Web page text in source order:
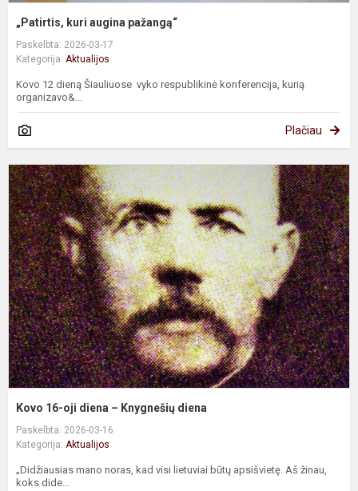
„Patirtis, kuri augina pažangą“
Paskelbta: 2026-03-17
Kategorija: Aktualijos
Kovo 12 dieną Šiauliuose vyko respublikinė konferencija, kurią
organizavo&...
Plačiau
Kovo 16-oji diena – Knygnešių diena
Paskelbta: 2026-03-16
Kategorija: Aktualijos
„Didžiausias mano noras, kad visi lietuviai būtų apsišvietę. Aš žinau,
koks dide...